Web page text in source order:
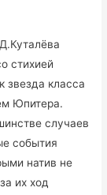
стихией
звезда класса
Юпитера.
случаев
события
натив не
их ход